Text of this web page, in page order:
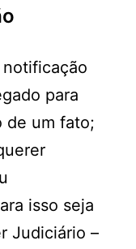
para
de um fato;
isso seja
Judiciário –